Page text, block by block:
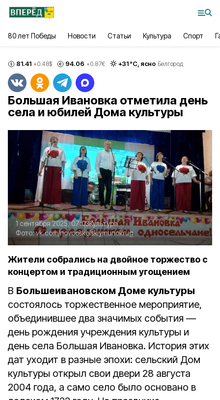
80 лет Победы Новости Статьи Культура Спорт
81.41 +0.48$ 94.06 +0.87€ +31°С, ясно Белгород
Большая Ивановка отметила день
села и юбилей Дома культуры
1 сентября 2025, 07:03Культура
Фото:vk.com/novooskolskiymunokrug
Жители собрались на двойное торжество с
концертом и традиционным угощением
В Большеивановском Доме культуры
состоялось торжественное мероприятие,
объединившее два значимых события —
день рождения учреждения культуры и
день села Большая Ивановка. История этих
дат уходит в разные эпохи: сельский Дом
культуры открыл свои двери 28 августа
2004 года, а само село было основано в